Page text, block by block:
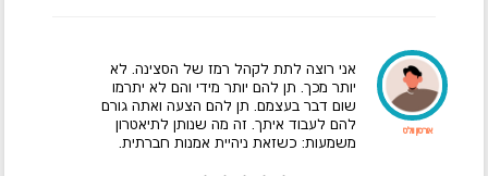
אורסון וולס
אני רוצה לתת לקהל רמז של הסצינה. לא
יותר מכך. תן להם יותר מידי והם לא יתרמו
שום דבר בעצמם. תן להם הצעה ואתה גורם
להם לעבוד איתך. זה מה שנותן לתיאטרון
משמעות: כשזאת ניהיית אמנות חברתית.